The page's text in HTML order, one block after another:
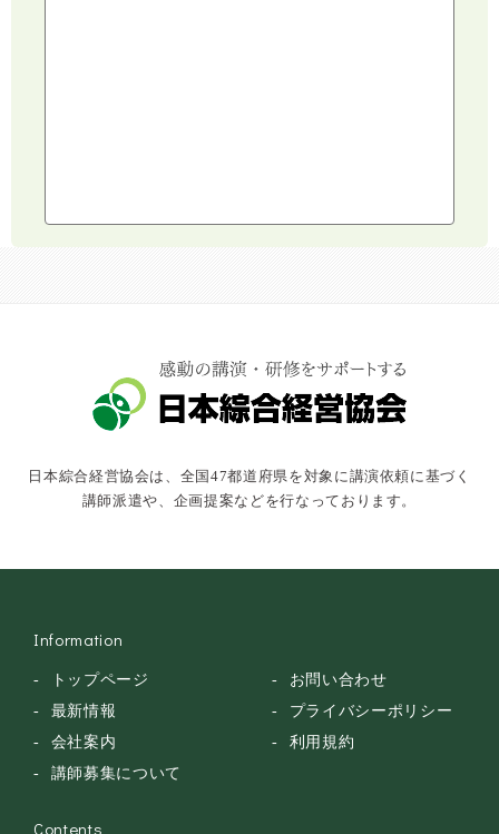
コミュニケーション・話し方
キャスター・アナウンサー
俳優・タレント・モデル
落語・講談・色物
安全大会
日本綜合経営協会は、全国47都道府県を対象に講演依頼に基づく
講師派遣や、企画提案などを行なっております。
Information
トップページ
最新情報
会社案内
講師募集について
お問い合わせ
プライバシーポリシー
利用規約
Contents